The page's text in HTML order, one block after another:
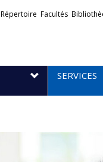
Liens
Répertoire Facultés
SERVICES